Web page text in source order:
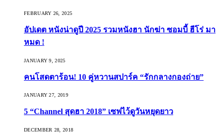
FEBRUARY 26, 2025
อัปเดต หนังน่าดูปี 2025 รวมหนังฮา นักฆ่า ซอมบี้ ฮีโร่ มา
หมด !
JANUARY 9, 2025
คนโสดตาร้อน! 10 คู่หวานสปาร์ค “รักกลางกองถ่าย”
JANUARY 27, 2019
5 “Channel สุดฮา 2018” เซฟไว้ดูวันหยุดยาว
DECEMBER 28, 2018